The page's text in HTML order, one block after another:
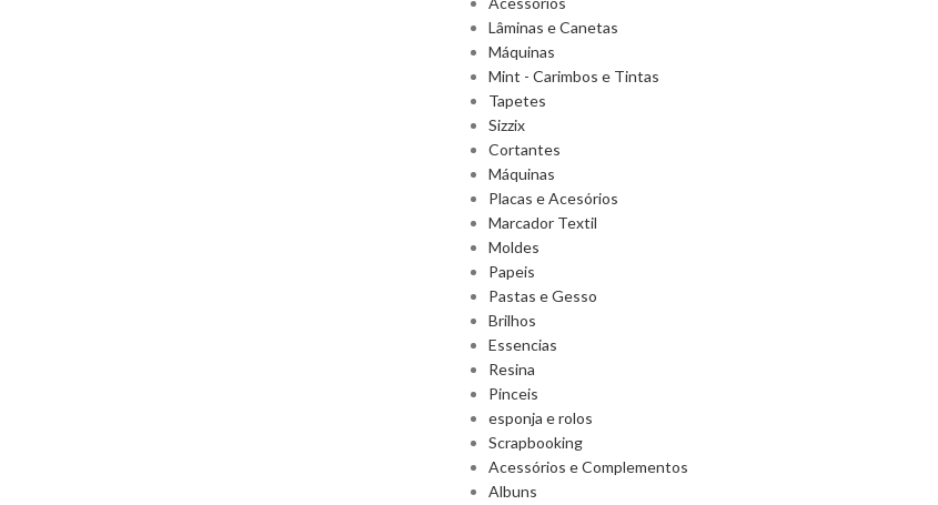
Lâminas e Canetas
Máquinas
Mint - Carimbos e Tintas
Tapetes
Sizzix
Cortantes
Máquinas
Placas e Acesórios
Marcador Textil
Moldes
Papeis
Pastas e Gesso
Brilhos
Essencias
Resina
Pinceis
esponja e rolos
Scrapbooking
Acessórios e Complementos
Albuns